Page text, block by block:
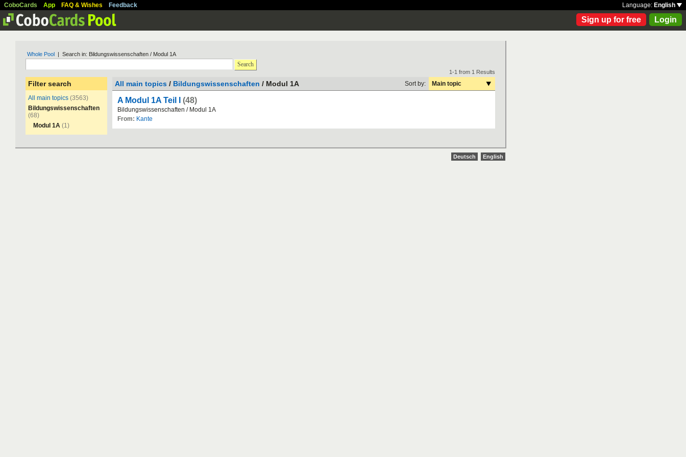
CoboCards App FAQ & Wishes Feedback Language: English
Sign up for free Login
Whole Pool | Search in: Bildungswissenschaften / Modul 1A
Search
Filter search
All main topics (3563)
Bildungswissenschaften
(68)
Modul 1A (1)
1-1 from 1 Results
All main topics / Bildungswissenschaften / Modul 1A Sort by: Main topic
A Modul 1A Teil I (48)
Bildungswissenschaften / Modul 1A
From: Kante
Deutsch English